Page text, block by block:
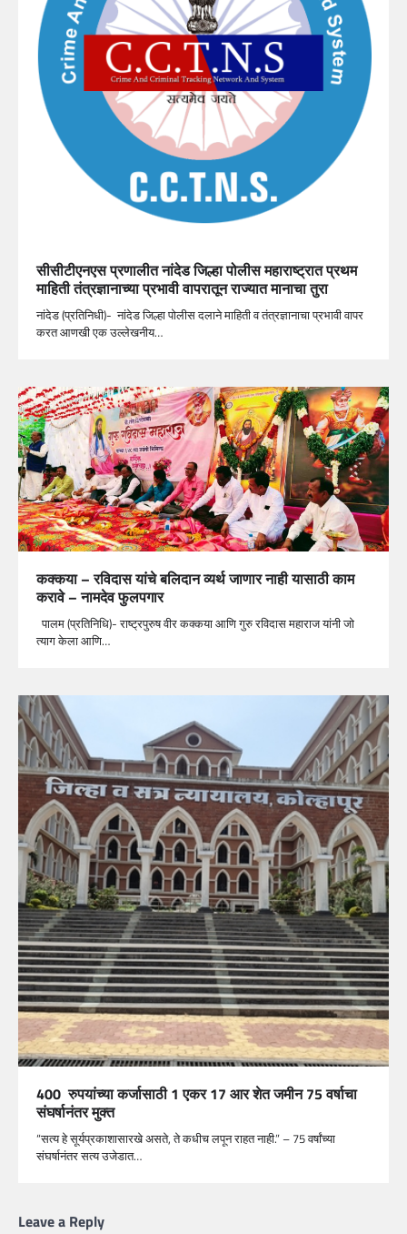
सीसीटीएनएस प्रणालीत नांदेड जिल्हा पोलीस महाराष्ट्रात प्रथम
माहिती तंत्रज्ञानाच्या प्रभावी वापरातून राज्यात मानाचा तुरा
नांदेड (प्रतिनिधी)- नांदेड जिल्हा पोलीस दलाने माहिती व तंत्रज्ञानाचा प्रभावी वापर
करत आणखी एक उल्लेखनीय…
कक्कया – रविदास यांचे बलिदान व्यर्थ जाणार नाही यासाठी काम
करावे – नामदेव फुलपगार
पालम (प्रतिनिधि)- राष्ट्रपुरुष वीर कक्कया आणि गुरु रविदास महाराज यांनी जो
त्याग केला आणि…
400 रुपयांच्या कर्जासाठी 1 एकर 17 आर शेत जमीन 75 वर्षाचा
संघर्षानंतर मुक्त
“सत्य हे सूर्यप्रकाशासारखे असते, ते कधीच लपून राहत नाही.” – 75 वर्षांच्या
संघर्षानंतर सत्य उजेडात…
Leave a Reply